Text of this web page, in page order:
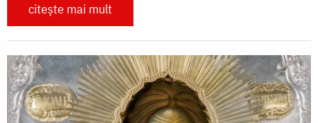
citește mai mult